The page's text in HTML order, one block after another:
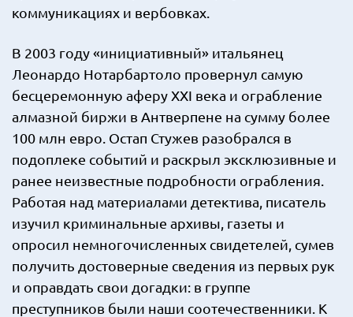
коммуникациях и вербовках.
В 2003 году «инициативный» итальянец
Леонардо Нотарбартоло провернул самую
бесцеремонную аферу XXI века и ограбление
алмазной биржи в Антверпене на сумму более
100 млн евро. Остап Стужев разобрался в
подоплеке событий и раскрыл эксклюзивные и
ранее неизвестные подробности ограбления.
Работая над материалами детектива, писатель
изучил криминальные архивы, газеты и
опросил немногочисленных свидетелей, сумев
получить достоверные сведения из первых рук
и оправдать свои догадки: в группе
преступников были наши соотечественники. К